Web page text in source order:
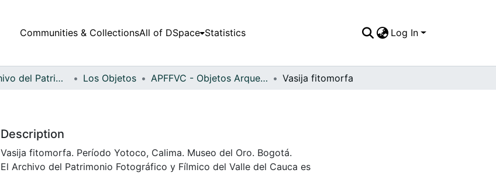
Communities & CollectionsAll of DSpace Statistics Log In
Fondo Archivo del Patrimonio Fotográfico y Fílmico del Valle del Cauca Los Objetos APFFVC - Objetos Arqueológico - Patrimonial Vasija fitomorfa
Description
Vasija fitomorfa. Período Yotoco, Calima. Museo del Oro. Bogotá.
El Archivo del Patrimonio Fotográfico y Fílmico del Valle del Cauca es